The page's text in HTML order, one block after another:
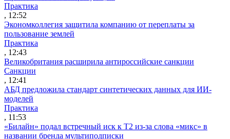
Практика
, 12:52
Экономколлегия защитила компанию от переплаты за
пользование землей
Практика
, 12:43
Великобритания расширила антироссийские санкции
Санкции
, 12:41
АБД предложила стандарт синтетических данных для ИИ-
моделей
Практика
, 11:53
«Билайн» подал встречный иск к Т2 из-за слова «микс» в
названии бренда мультиподписки